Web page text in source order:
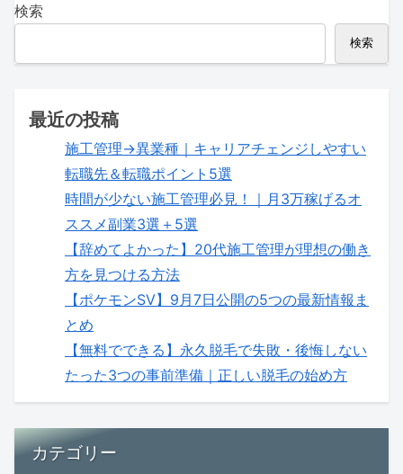
検索
検索
最近の投稿
施工管理→異業種｜キャリアチェンジしやすい
転職先＆転職ポイント5選
時間が少ない施工管理必見！｜月3万稼げるオ
ススメ副業3選＋5選
【辞めてよかった】20代施工管理が理想の働き
方を見つける方法
【ポケモンSV】9月7日公開の5つの最新情報ま
とめ
【無料でできる】永久脱毛で失敗・後悔しない
たった3つの事前準備｜正しい脱毛の始め方
カテゴリー